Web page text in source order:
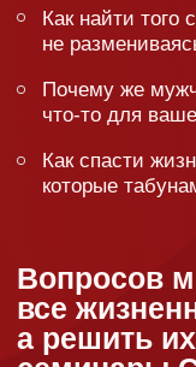
Любишь Сатью всей душой
о семинаре на своей